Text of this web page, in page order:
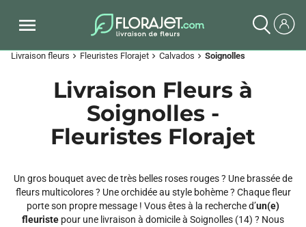
Livraison fleurs chevron_right Fleuristes Florajet chevron_right Calvados chevron_right Soignolles
Livraison Fleurs à
Soignolles -
Fleuristes Florajet
Un gros bouquet avec de très belles roses rouges ? Une brassée de
fleurs multicolores ? Une orchidée au style bohème ? Chaque fleur
porte son propre message ! Vous êtes à la recherche d’un(e)
fleuriste pour une livraison à domicile à Soignolles (14) ? Nous